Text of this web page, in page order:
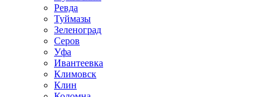
Ревда
Туймазы
Зеленоград
Серов
Уфа
Ивантеевка
Климовск
Клин